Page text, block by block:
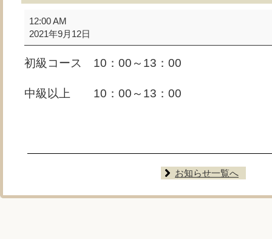
通
常
時
12:00 AM
2021年9月12日
初級コース 10：00～13：00
中級以上 10：00～13：00
お知らせ一覧へ